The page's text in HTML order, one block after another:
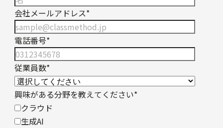
会社メールアドレス*
電話番号*
従業員数*
興味がある分野を教えてください*
クラウド
生成AI